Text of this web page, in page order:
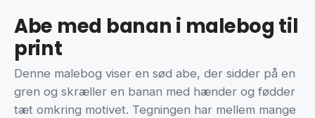
Abe med banan i malebog til
print
Denne malebog viser en sød abe, der sidder på en
gren og skræller en banan med hænder og fødder
tæt omkring motivet. Tegningen har mellem mange